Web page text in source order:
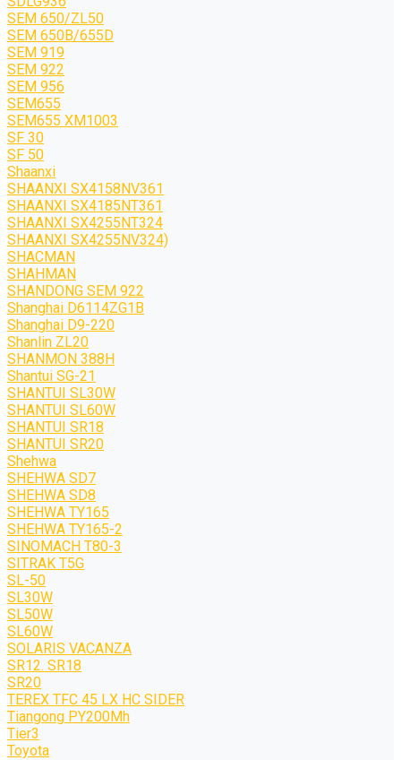
SEM 650/ZL50
SEM 650B/655D
SEM 919
SEM 922
SEM 956
SEM655
SEM655 XM1003
SF 30
SF 50
Shaanxi
SHAANXI SX4158NV361
SHAANXI SX4185NT361
SHAANXI SX4255NT324
SHAANXI SX4255NV324)
SHACMAN
SHAHMAN
SHANDONG SEM 922
Shanghai D6114ZG1B
Shanghai D9-220
Shanlin ZL20
SHANMON 388H
Shantui SG-21
SHANTUI SL30W
SHANTUI SL60W
SHANTUI SR18
SHANTUI SR20
Shehwa
SHEHWA SD7
SHEHWA SD8
SHEHWA TY165
SHEHWA TY165-2
SINOMACH T80-3
SITRAK T5G
SL-50
SL30W
SL50W
SL60W
SOLARIS VACANZA
SR12. SR18
SR20
TEREX TFC 45 LX HC SIDER
Tiangong PY200Mh
Tier3
Toyota